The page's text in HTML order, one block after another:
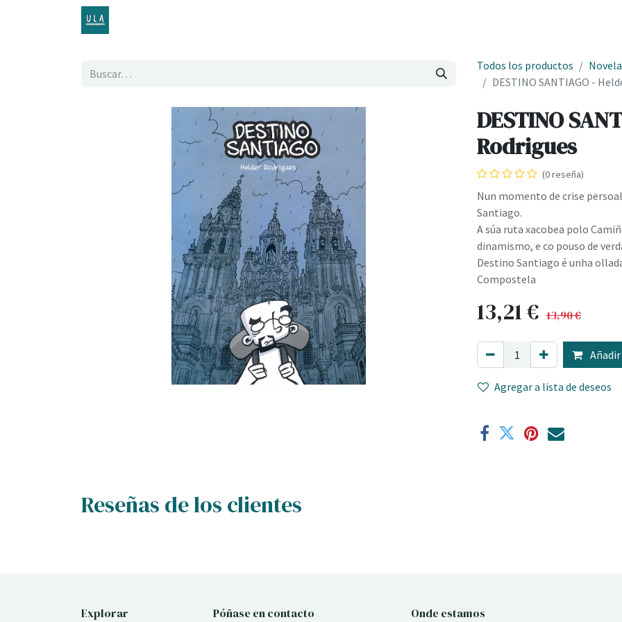
Todos los productos
DESTINO SANTIAGO -
DESTINO
Rodrigues
(0 reseña)
Nun momento de crise
Santiago.
A súa ruta xacobea polo
dinamismo, e co pouso de
Destino Santiago é unha
Compostela
13,21€ 13,90€
Agregar a lista de deseos
Reseñas de los clientes
Explorar Póñase en contacto Onde estamos